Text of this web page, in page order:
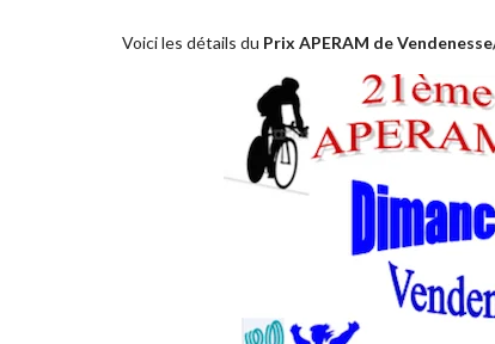
Voici les détails du Prix APERAM de